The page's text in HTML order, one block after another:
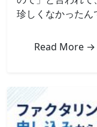
ク
ン
用
｜
工
珍しくなかった
Read More →